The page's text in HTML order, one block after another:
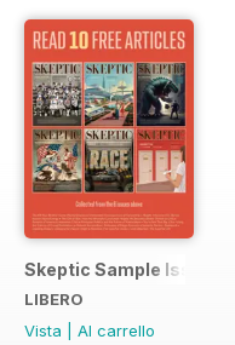
Skeptic Sample Issue
LIBERO
Vista
Al carrello